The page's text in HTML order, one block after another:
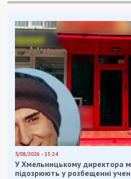
5/08/2026 - 13:24
У Хмельницькому директора
підозрюють у розбещенні